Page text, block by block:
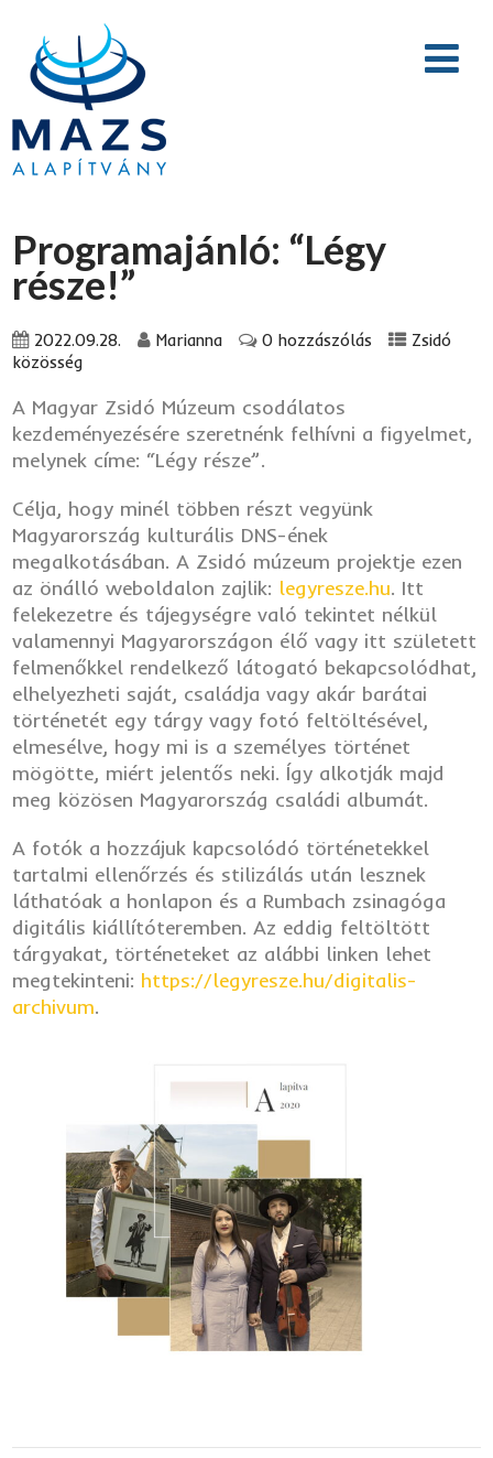
Programajánló: “Légy
része!”
2022.09.28. Marianna 0 hozzászólás
Zsidó
közösség
A Magyar Zsidó Múzeum csodálatos
kezdeményezésére szeretnénk felhívni a figyelmet,
melynek címe: “Légy része”.
Célja, hogy minél többen részt vegyünk
Magyarország kulturális DNS-ének
megalkotásában. A Zsidó múzeum projektje ezen
az önálló weboldalon zajlik: legyresze.hu. Itt
felekezetre és tájegységre való tekintet nélkül
valamennyi Magyarországon élő vagy itt született
felmenőkkel rendelkező látogató bekapcsolódhat,
elhelyezheti saját, családja vagy akár barátai
történetét egy tárgy vagy fotó feltöltésével,
elmesélve, hogy mi is a személyes történet
mögötte, miért jelentős neki. Így alkotják majd
meg közösen Magyarország családi albumát.
A fotók a hozzájuk kapcsolódó történetekkel
tartalmi ellenőrzés és stilizálás után lesznek
láthatóak a honlapon és a Rumbach zsinagóga
digitális kiállítóteremben. Az eddig feltöltött
tárgyakat, történeteket az alábbi linken lehet
megtekinteni: https://legyresze.hu/digitalis-
archivum.